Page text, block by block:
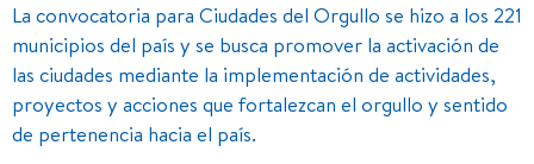
La convocatoria para Ciudades del Orgullo se hizo a los 221
municipios del país y se busca promover la activación de
las ciudades mediante la implementación de actividades,
proyectos y acciones que fortalezcan el orgullo y sentido
de pertenencia hacia el país.